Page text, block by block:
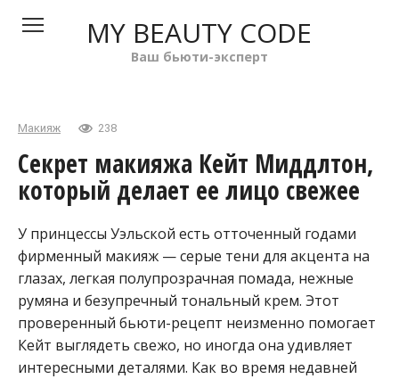
MY BEAUTY CODE
Ваш бьюти-эксперт
Макияж 238
Секрет макияжа Кейт Миддлтон,
который делает ее лицо свежее
У принцессы Уэльской есть отточенный годами
фирменный макияж — серые тени для акцента на
глазах, легкая полупрозрачная помада, нежные
румяна и безупречный тональный крем. Этот
проверенный бьюти-рецепт неизменно помогает
Кейт выглядеть свежо, но иногда она удивляет
интересными деталями. Как во время недавней